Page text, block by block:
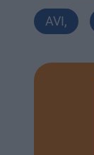
AVI,